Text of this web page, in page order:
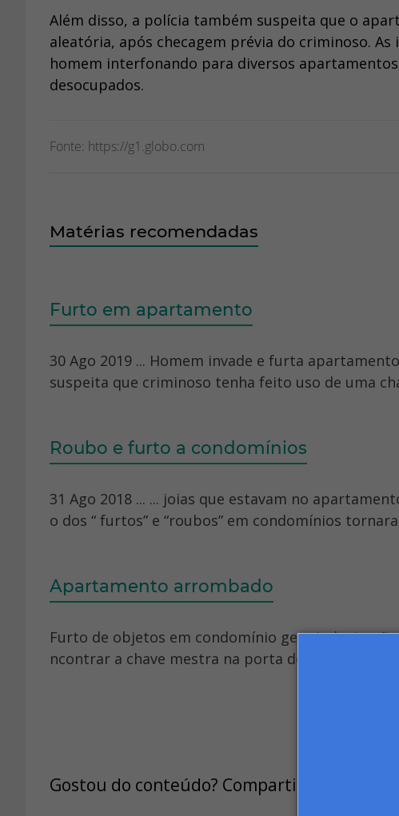
Além disso, a polícia também suspeita que o
aleatória, após checagem prévia do criminoso.
homem interfonando para diversos
desocupados.
Fonte: https://g1.globo.com
Matérias recomendadas
Furto em apartamento
30 Ago 2019 ... Homem invade e furta
suspeita que criminoso tenha feito uso de uma
Roubo e furto a condomínios
31 Ago 2018 ... ... joias que estavam no
o dos “ furtos” e “roubos” em condomínios
Apartamento arrombado
Furto de objetos em condomínio gera
ncontrar a chave mestra na porta de um
Gostou do conteúdo? Compartilhe: